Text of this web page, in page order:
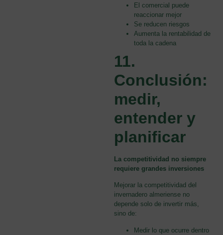
El comercial puede
reaccionar mejor
Se reducen riesgos
Aumenta la rentabilidad de
toda la cadena
11.
Conclusión:
medir,
entender y
planificar
La competitividad no siempre
requiere grandes inversiones
Mejorar la competitividad del
invernadero almeriense no
depende solo de invertir más,
sino de:
Medir lo que ocurre dentro